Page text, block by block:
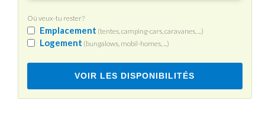
Où veux-tu rester?
Emplacement (tentes, camping-cars, caravanes, ...)
Logement (bungalows, mobil-homes, ...)
VOIR LES DISPONIBILITÉS